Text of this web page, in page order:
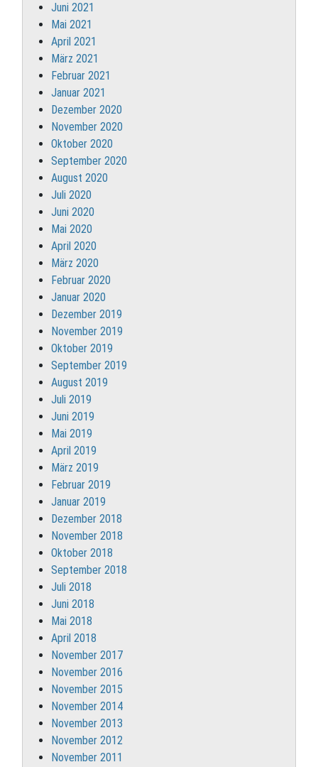
Juni 2021
Mai 2021
April 2021
März 2021
Februar 2021
Januar 2021
Dezember 2020
November 2020
Oktober 2020
September 2020
August 2020
Juli 2020
Juni 2020
Mai 2020
April 2020
März 2020
Februar 2020
Januar 2020
Dezember 2019
November 2019
Oktober 2019
September 2019
August 2019
Juli 2019
Juni 2019
Mai 2019
April 2019
März 2019
Februar 2019
Januar 2019
Dezember 2018
November 2018
Oktober 2018
September 2018
Juli 2018
Juni 2018
Mai 2018
April 2018
November 2017
November 2016
November 2015
November 2014
November 2013
November 2012
November 2011